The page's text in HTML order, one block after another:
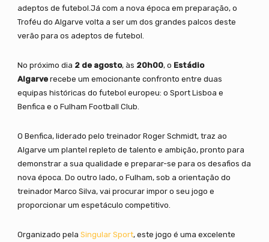
adeptos de futebol.Já com a nova época em preparação, o
Troféu do Algarve volta a ser um dos grandes palcos deste
verão para os adeptos de futebol.
No próximo dia 2 de agosto, às 20h00, o Estádio
Algarverecebe um emocionante confronto entre duas
equipas históricas do futebol europeu: o Sport Lisboa e
Benfica e o Fulham Football Club.
O Benfica, liderado pelo treinador Roger Schmidt, traz ao
Algarve um plantel repleto de talento e ambição, pronto para
demonstrar a sua qualidade e preparar-se para os desafios da
nova época. Do outro lado, o Fulham, sob a orientação do
treinador Marco Silva, vai procurar impor o seu jogo e
proporcionar um espetáculo competitivo.
Organizado pela Singular Sport, este jogo é uma excelente